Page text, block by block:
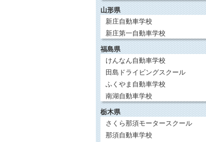
山形県
新庄自動車学校
新庄第一自動車学校
福島県
けんなん自動車学校
田島ドライビングスクール
ふくやま自動車学校
南湖自動車学校
栃木県
さくら那須モータースクール
那須自動車学校